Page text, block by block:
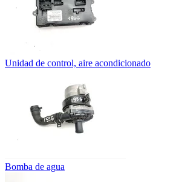
Unidad de control, aire acondicionado
Bomba de agua